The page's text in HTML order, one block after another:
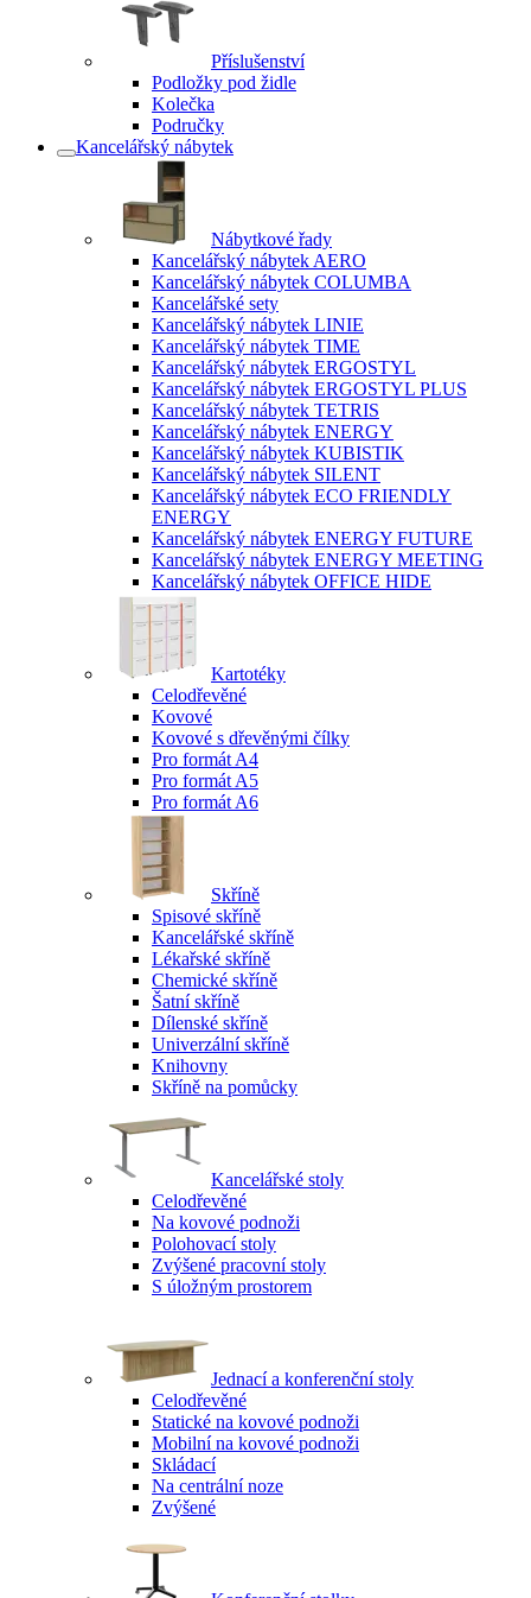
Příslušenství
Podložky pod židle
Kolečka
Područky
Kancelářský nábytek
Nábytkové řady
Kancelářský nábytek AERO
Kancelářský nábytek COLUMBA
Kancelářské sety
Kancelářský nábytek LINIE
Kancelářský nábytek TIME
Kancelářský nábytek ERGOSTYL
Kancelářský nábytek ERGOSTYL PLUS
Kancelářský nábytek TETRIS
Kancelářský nábytek ENERGY
Kancelářský nábytek KUBISTIK
Kancelářský nábytek SILENT
Kancelářský nábytek ECO FRIENDLY
ENERGY
Kancelářský nábytek ENERGY FUTURE
Kancelářský nábytek ENERGY MEETING
Kancelářský nábytek OFFICE HIDE
Kartotéky
Celodřevěné
Kovové
Kovové s dřevěnými čílky
Pro formát A4
Pro formát A5
Pro formát A6
Skříně
Spisové skříně
Kancelářské skříně
Lékařské skříně
Chemické skříně
Šatní skříně
Dílenské skříně
Univerzální skříně
Knihovny
Skříně na pomůcky
Kancelářské stoly
Celodřevěné
Na kovové podnoži
Polohovací stoly
Zvýšené pracovní stoly
S úložným prostorem
Jednací a konferenční stoly
Celodřevěné
Statické na kovové podnoži
Mobilní na kovové podnoži
Skládací
Na centrální noze
Zvýšené